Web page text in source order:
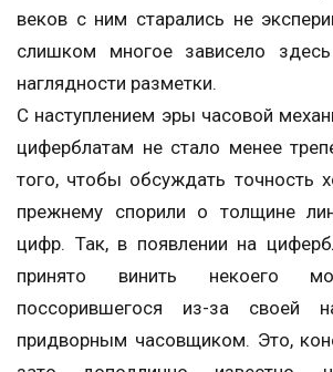
веков с ним старались не
слишком многое зависело
наглядности разметки.
С наступлением эры часовой
циферблатам не стало менее
того, чтобы обсуждать точность
прежнему спорили о толщине
цифр. Так, в появлении на
принято винить некоего
поссорившегося из-за своей
придворным часовщиком. Это,